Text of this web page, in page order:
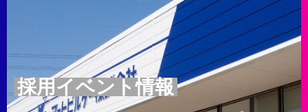
採用イベント情報